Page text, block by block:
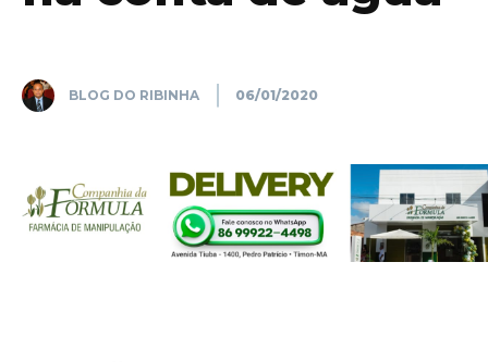
BLOG DO RIBINHA 06/01/2020